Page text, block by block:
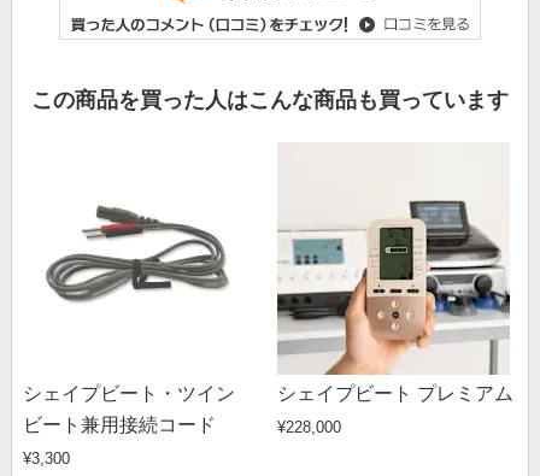
この商品を買った人はこんな商品も買っています
シェイプビート・ツイン
ビート兼用接続コード
¥3,300
シェイプビート プレミアム
¥228,000